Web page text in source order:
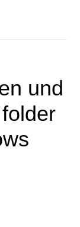
und